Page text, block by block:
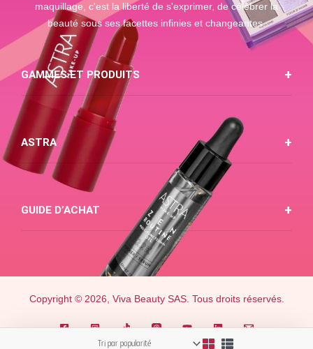
maquillage, c'est la liberté de s'exprimer, de célébrer la
beauté sous ses facettes infinies et changeantes.
GAMMES ET PRODUITS
ASTRA
GUIDE D’ACHAT
Copyright © 2026, Viva Beauty SAS. Tous droits réservés.